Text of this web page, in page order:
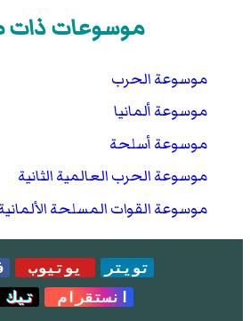
موسوعات ذات
موسوعة الحرب
موسوعة ألمانيا
موسوعة أسلحة
موسوعة الحرب العالمية الثانية
موسوعة القوات المسلحة
تويتر يوتيوب
انستقرام
تيك